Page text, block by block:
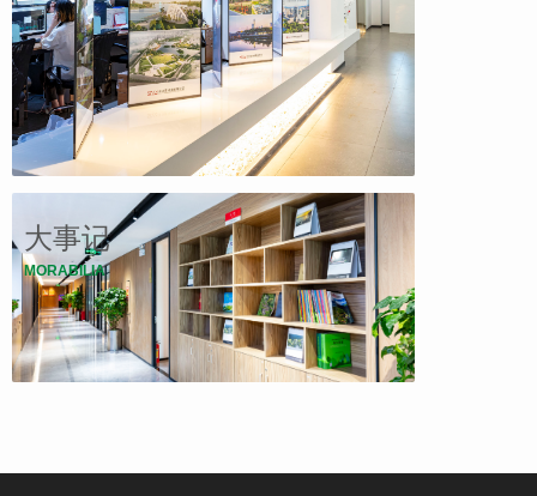
大事记
MORABILIA